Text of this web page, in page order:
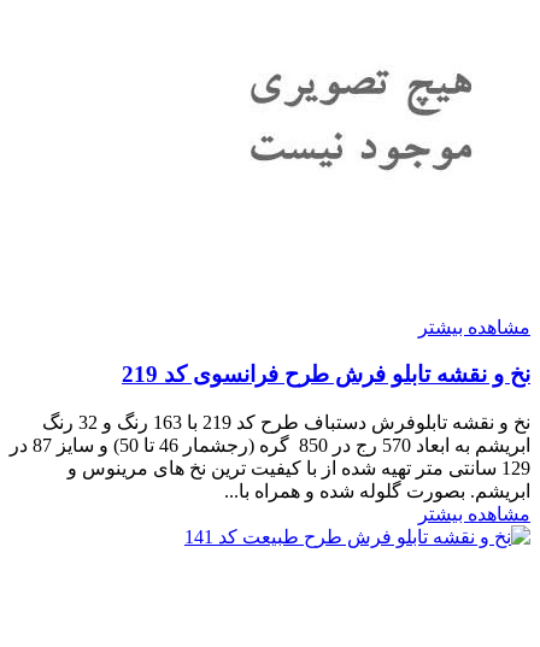
مشاهده بیشتر
نخ و نقشه تابلو فرش طرح فرانسوی کد 219
نخ و نقشه تابلوفرش دستباف طرح کد 219 با 163 رنگ و 32 رنگ
ابریشم به ابعاد 570 رج در 850 گره (رجشمار 46 تا 50) و سایز 87 در
129 سانتی متر تهیه شده از با کیفیت ترین نخ های مرینوس و
ابریشم. بصورت گلوله شده و همراه با...
مشاهده بیشتر